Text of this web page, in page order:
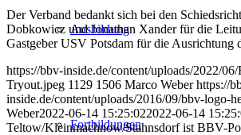
Ausbildung
Fortbildungen
Der Verband bedankt sich bei den
Dobkowicz und Jonathan Xander für die
Gastgeber USV Potsdam für die Ausrichtung
https://bbv-inside.de/content/uploads/2022/
Tryout.jpeg 1129 1506 Marco Weber https://
inside.de/content/uploads/2016/09/bbv-logo-
Weber2022-06-14 15:25:022022-06-14
Teltow/Kleinmachnow/Stahnsdorf ist BBV-